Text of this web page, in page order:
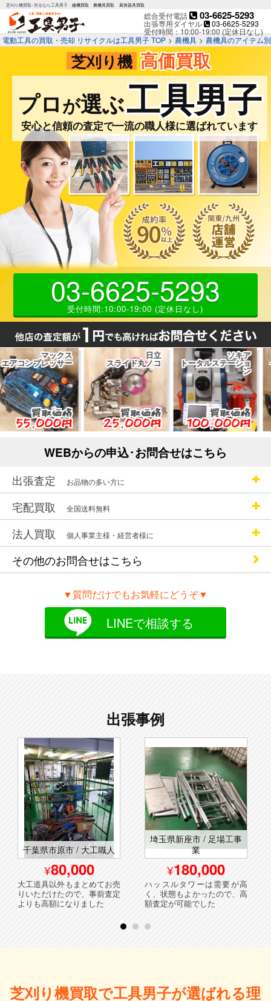
芝刈り機買取･売るなら工具男子 建機買取 農機具買取 厨房器具買取
総合受付電話 03-6625-5293
出張専用ダイヤル 03-6625-5293
受付時間：10:00-19:00 (定休日なし)
電動工具の買取・売却 リサイクルは工具男子 TOP > 農機具 > 農機具のアイテム
芝刈り機 高価買取
プロ が選ぶ工具男子
安心と信頼の査定で一流の職人様に選ばれています
03-6625-5293
受付時間:10:00-19:00 (定休日なし)
マックス
レッサー
取価格
円
スライド丸ノコ
買取価格
25,000円
ソキア
トータルステーショ
ン
買取価格
100,000円
インパク
WEBからの申込･お問合せはこちら
出張査定 お品物の多い方に
宅配買取 全国送料無料
法人買取 個人事業主様・経営者様に
その他のお問合せはこちら
▼質問だけでもお気軽にどうぞ▼
LINEで相談する
出張事例
千葉県市原市 / 大工職人
80,000
大工道具以外もまとめてお売
りいただけたので、事前査定
よりも高額になりました
埼玉県新座市 / 足場工事
業
180,000
ハッスルタワーは需要が高
く、状態もよかったので、高
額査定が可能でした
芝刈り機買取で工具男子が選ばれる理